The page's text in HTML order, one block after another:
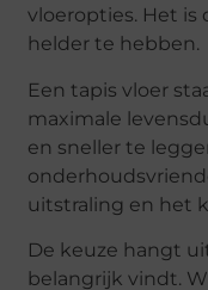
vloeropties. Het is
helder te hebben.
Een tapis vloer
maximale
en sneller te
uitstraling en het
De keuze hangt
belangrijk vindt.